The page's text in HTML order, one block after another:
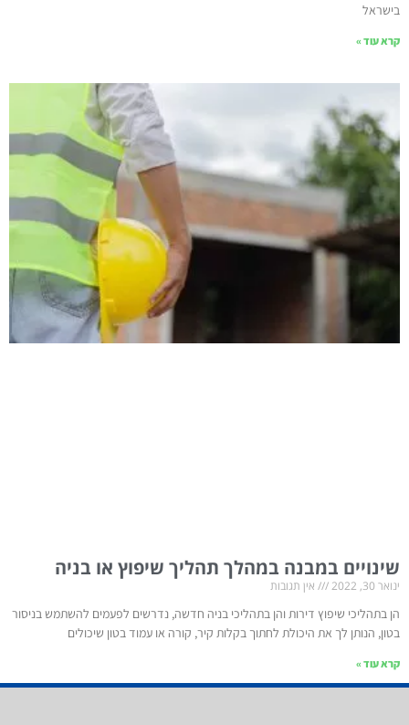
בישראל
קרא עוד »
שינויים במבנה במהלך תהליך שיפוץ או בניה
ינואר 30, 2022 אין תגובות
הן בתהליכי שיפוץ דירות והן בתהליכי בניה חדשה, נדרשים לפעמים להשתמש בניסור
בטון, הנותן לך את היכולת לחתוך בקלות קיר, קורה או עמוד בטון שיכולים
קרא עוד »